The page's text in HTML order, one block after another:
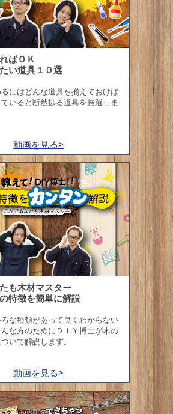
ばＯＫ
い道具１０選
るにはどんな道具を揃えておけば
いると断然捗る道具を厳選しま
動画を見る>
も木材マスター
特徴を簡単に解説
な種類があって良くわからない
な方のためにＤＩＹ博士が木の
いて解説します。
動画を見る>